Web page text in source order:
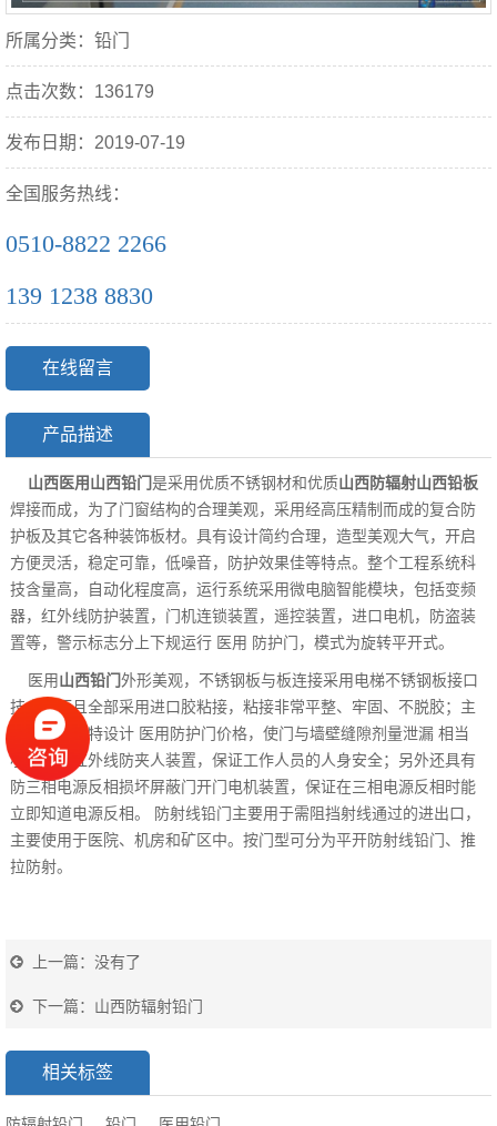
所属分类：铅门
点击次数：136179
发布日期：2019-07-19
全国服务热线：
0510-8822 2266
139 1238 8830
在线留言
产品描述
山西医用山西铅门是采用优质不锈钢材和优质山西防辐射山西铅板
焊接而成，为了门窗结构的合理美观，采用经高压精制而成的复合防
护板及其它各种装饰板材。具有设计简约合理，造型美观大气，开启
方便灵活，稳定可靠，低噪音，防护效果佳等特点。整个工程系统科
技含量高，自动化程度高，运行系统采用微电脑智能模块，包括变频
器，红外线防护装置，门机连锁装置，遥控装置，进口电机，防盗装
置等，警示标志分上下规运行 医用 防护门，模式为旋转平开式。
医用山西铅门外形美观，不锈钢板与板连接采用电梯不锈钢板接口
技术，而且全部采用进口胶粘接，粘接非常平整、牢固、不脱胶；主
结构采用独特设计 医用防护门价格，使门与墙壁缝隙剂量泄漏 相当
小；具有红外线防夹人装置，保证工作人员的人身安全；另外还具有
防三相电源反相损坏屏蔽门开门电机装置，保证在三相电源反相时能
立即知道电源反相。 防射线铅门主要用于需阻挡射线通过的进出口，
主要使用于医院、机房和矿区中。按门型可分为平开防射线铅门、推
拉防射。
上一篇：没有了
下一篇： 山西防辐射铅门
相关标签